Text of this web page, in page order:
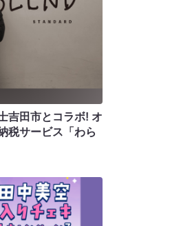
吉田市とコラボ! オ
税サービス「わら